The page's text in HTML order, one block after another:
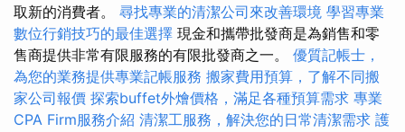
取新的消費者。 尋找專業的清潔公司來改善環境 學習專業
數位行銷技巧的最佳選擇 現金和攜帶批發商是為銷售和零
售商提供非常有限服務的有限批發商之一。 優質記帳士，
為您的業務提供專業記帳服務 搬家費用預算，了解不同搬
家公司報價 探索buffet外燴價格，滿足各種預算需求 專業
CPA Firm服務介紹 清潔工服務，解決您的日常清潔需求 護